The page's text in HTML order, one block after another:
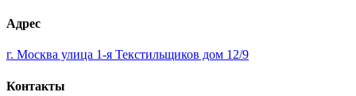
Адрес
г. Москва улица 1-я Текстильщиков дом 12/9
Контакты